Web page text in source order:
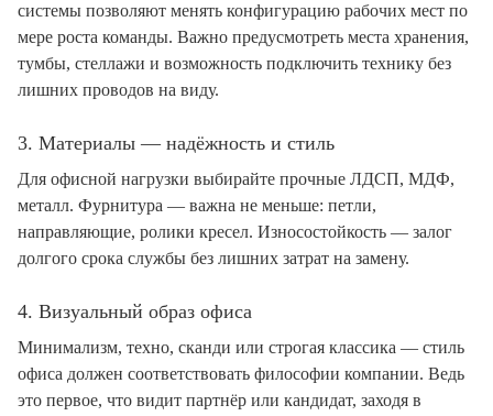
системы позволяют менять конфигурацию рабочих мест по
мере роста команды. Важно предусмотреть места хранения,
тумбы, стеллажи и возможность подключить технику без
лишних проводов на виду.
3. Материалы — надёжность и стиль
Для офисной нагрузки выбирайте прочные ЛДСП, МДФ,
металл. Фурнитура — важна не меньше: петли,
направляющие, ролики кресел. Износостойкость — залог
долгого срока службы без лишних затрат на замену.
4. Визуальный образ офиса
Минимализм, техно, сканди или строгая классика — стиль
офиса должен соответствовать философии компании. Ведь
это первое, что видит партнёр или кандидат, заходя в